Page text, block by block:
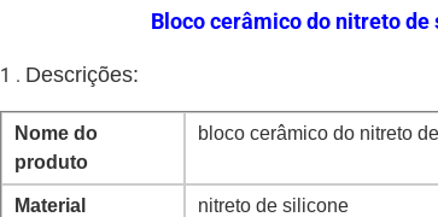
Bloco cerâmico do nitreto de
1 . Descrições:
Nome do
produto
bloco cerâmico do nitreto
Material nitreto de silicone